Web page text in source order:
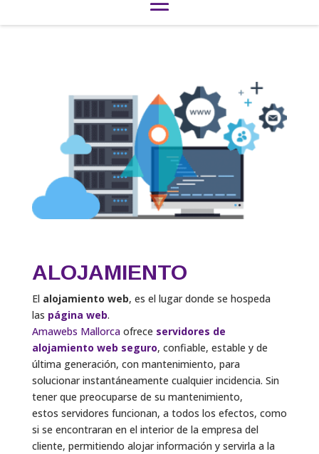
ALOJAMIENTO
El alojamiento web, es el lugar donde se hospeda
las página web.
Amawebs Mallorca ofrece servidores de
alojamiento web seguro, confiable, estable y de
última generación, con mantenimiento, para
solucionar instantáneamente cualquier incidencia. Sin
tener que preocuparse de su mantenimiento,
estos servidores funcionan, a todos los efectos, como
si se encontraran en el interior de la empresa del
cliente, permitiendo alojar información y servirla a la